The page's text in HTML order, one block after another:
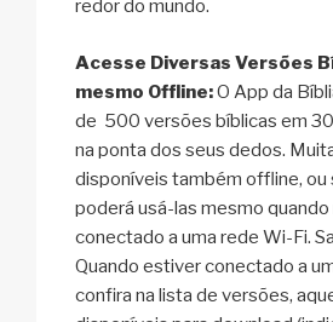
redor do mundo.
Acesse Diversas Versões
mesmo Offline:O App da
de 500 versões bíblicas em
na ponta dos seus dedos.
disponíveis também offline, ou
poderá usá-las mesmo
conectado a uma rede Wi-Fi.
Quando estiver conectado a
confira na lista de versões,